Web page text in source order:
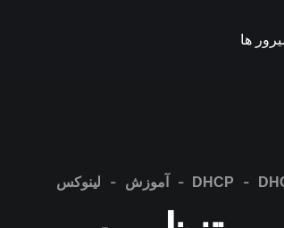
ها
DHCP -
- آموزش - لینوکس